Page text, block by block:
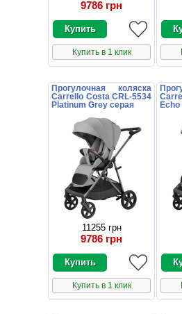
9786 грн
Купить в 1 клик
Прогулочная коляска
Carrello Costa CRL-5534
Platinum Grey серая
11255 грн
9786 грн
Купить в 1 клик